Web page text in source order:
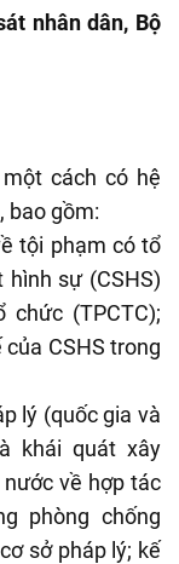
nhân dân, Bộ
cách có hệ
bao gồm:
tội phạm có tổ
sự (CSHS)
(TPCTC);
CSHS trong
lý (quốc gia và
khái quát xây
về hợp tác
phòng chống
sở pháp lý; kế